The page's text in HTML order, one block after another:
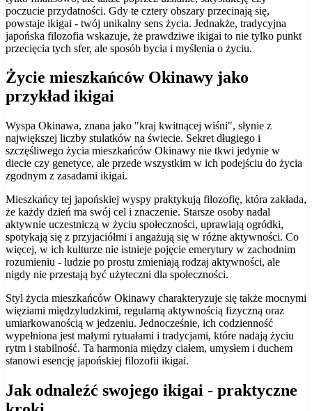
poczucie przydatności. Gdy te cztery obszary przecinają się,
powstaje ikigai - twój unikalny sens życia. Jednakże, tradycyjna
japońska filozofia wskazuje, że prawdziwe ikigai to nie tylko punkt
przecięcia tych sfer, ale sposób bycia i myślenia o życiu.
Życie mieszkańców Okinawy jako
przykład ikigai
Wyspa Okinawa, znana jako "kraj kwitnącej wiśni", słynie z
największej liczby stulatków na świecie. Sekret długiego i
szczęśliwego życia mieszkańców Okinawy nie tkwi jedynie w
diecie czy genetyce, ale przede wszystkim w ich podejściu do życia
zgodnym z zasadami ikigai.
Mieszkańcy tej japońskiej wyspy praktykują filozofię, która zakłada,
że każdy dzień ma swój cel i znaczenie. Starsze osoby nadal
aktywnie uczestniczą w życiu społeczności, uprawiają ogródki,
spotykają się z przyjaciółmi i angażują się w różne aktywności. Co
więcej, w ich kulturze nie istnieje pojęcie emerytury w zachodnim
rozumieniu - ludzie po prostu zmieniają rodzaj aktywności, ale
nigdy nie przestają być użyteczni dla społeczności.
Styl życia mieszkańców Okinawy charakteryzuje się także mocnymi
więziami międzyludzkimi, regularną aktywnością fizyczną oraz
umiarkowanością w jedzeniu. Jednocześnie, ich codzienność
wypełniona jest małymi rytuałami i tradycjami, które nadają życiu
rytm i stabilność. Ta harmonia między ciałem, umysłem i duchem
stanowi esencję japońskiej filozofii ikigai.
Jak odnaleźć swojego ikigai - praktyczne